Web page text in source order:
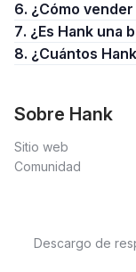
6. ¿Cómo
7. ¿Es Hank
8. ¿Cuántos
Sobre Hank
Sitio web
Comunidad
Descargo de